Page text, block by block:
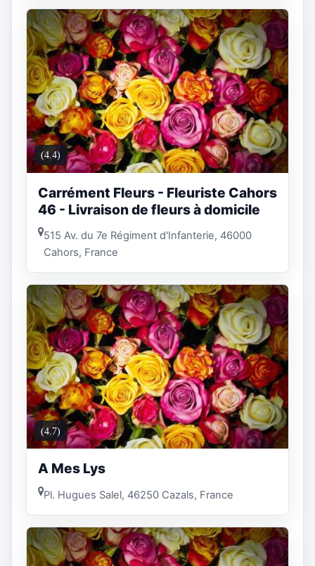
(4.4)
Carrément Fleurs - Fleuriste Cahors
46 - Livraison de fleurs à domicile
515 Av. du 7e Régiment d'Infanterie, 46000
Cahors, France
(4.7)
A Mes Lys
Pl. Hugues Salel, 46250 Cazals, France